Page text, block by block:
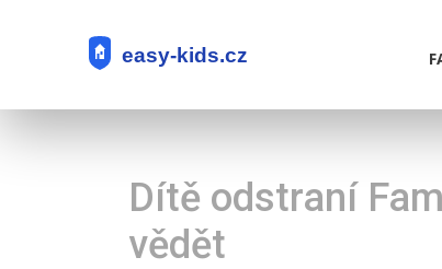
Dítě odstraní
vědět